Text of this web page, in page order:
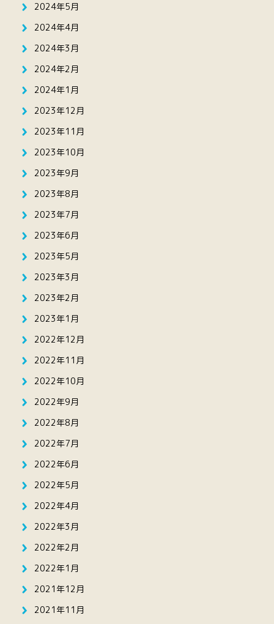
2024年5月
2024年4月
2024年3月
2024年2月
2024年1月
2023年12月
2023年11月
2023年10月
2023年9月
2023年8月
2023年7月
2023年6月
2023年5月
2023年3月
2023年2月
2023年1月
2022年12月
2022年11月
2022年10月
2022年9月
2022年8月
2022年7月
2022年6月
2022年5月
2022年4月
2022年3月
2022年2月
2022年1月
2021年12月
2021年11月